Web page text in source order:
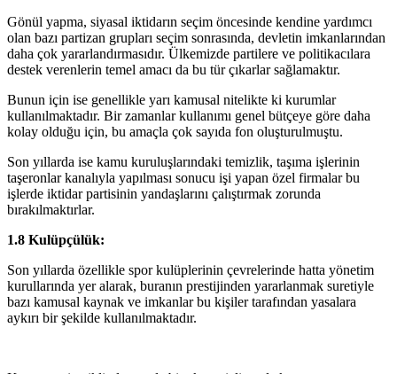
Gönül yapma, siyasal iktidarın seçim öncesinde kendine yardımcı
olan bazı partizan grupları seçim sonrasında, devletin imkanlarından
daha çok yararlandırmasıdır. Ülkemizde partilere ve politikacılara
destek verenlerin temel amacı da bu tür çıkarlar sağlamaktır.
Bunun için ise genellikle yarı kamusal nitelikte ki kurumlar
kullanılmaktadır. Bir zamanlar kullanımı genel bütçeye göre daha
kolay olduğu için, bu amaçla çok sayıda fon oluşturulmuştu.
Son yıllarda ise kamu kuruluşlarındaki temizlik, taşıma işlerinin
taşeronlar kanalıyla yapılması sonucu işi yapan özel firmalar bu
işlerde iktidar partisinin yandaşlarını çalıştırmak zorunda
bırakılmaktırlar.
1.8 Kulüpçülük:
Son yıllarda özellikle spor kulüplerinin çevrelerinde hatta yönetim
kurullarında yer alarak, buranın prestijinden yararlanmak suretiyle
bazı kamusal kaynak ve imkanlar bu kişiler tarafından yasalara
aykırı bir şekilde kullanılmaktadır.